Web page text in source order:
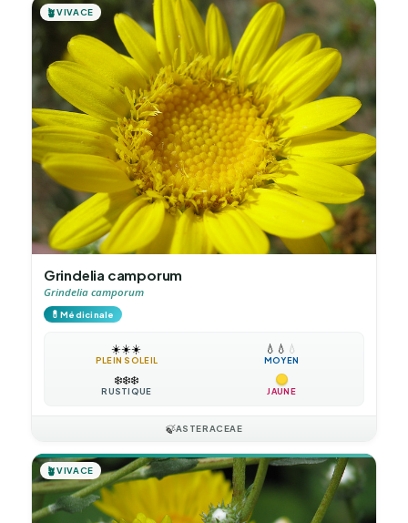
🪴VIVACE
Grindelia camporum
Grindelia camporum
💊Médicinale
☀️☀️☀️
PLEIN SOLEIL
💧 💧 💧
MOYEN
❄️❄️❄️
RUSTIQUE JAUNE
🍃ASTERACEAE
🪴VIVACE